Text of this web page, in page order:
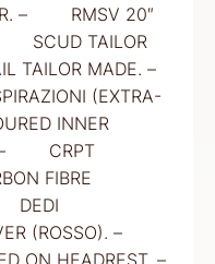
– RMSV 20″
SCUD TAILOR
MADE. –
(EXTRA-
INNER
– CRPT
FIBRE
DEDI
(ROSSO). –
ON HEADREST. –